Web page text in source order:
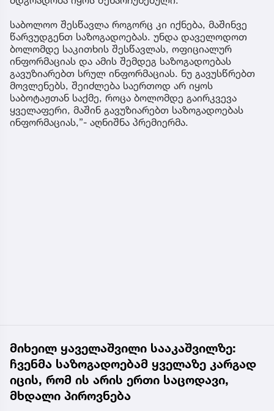
საბოლოო შესწავლა როგორც კი იქნება, მაშინვე
წარვუდგენთ საზოგადოებას. უნდა დაველოდოთ
ბოლომდე საკითხის შესწავლას, ოფიციალურ
ინფორმაციას და ამის შემდეგ საზოგადოებას
გავუზიარებთ სრულ ინფორმაციას. ნუ გავუსწრებთ
მოვლენებს, შეიძლება საერთოდ არ იყოს
საბოტაჟთან საქმე, როცა ბოლომდე გაირკვევა
ყველაფერი, მაშინ გავუზიარებთ საზოგადოებას
ინფორმაციას,”- აღნიშნა პრემიერმა.
მიხეილ ყაველაშვილი სააკაშვილზე:
ჩვენმა საზოგადოებამ ყველაზე კარგად
იცის, რომ ის არის ერთი საცოდავი,
მხდალი პიროვნება